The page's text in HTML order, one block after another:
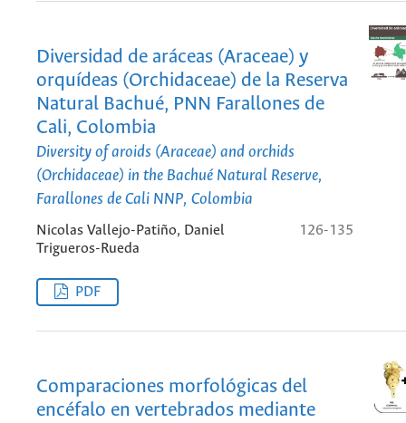
Diversidad de aráceas (Araceae) y
orquídeas (Orchidaceae) de la Reserva
Natural Bachué, PNN Farallones de
Cali, Colombia
Diversity of aroids (Araceae) and orchids
(Orchidaceae) in the Bachué Natural Reserve,
Farallones de Cali NNP, Colombia
Nicolas Vallejo-Patiño, Daniel
Trigueros-Rueda
126-135
PDF
Comparaciones morfológicas del
encéfalo en vertebrados mediante